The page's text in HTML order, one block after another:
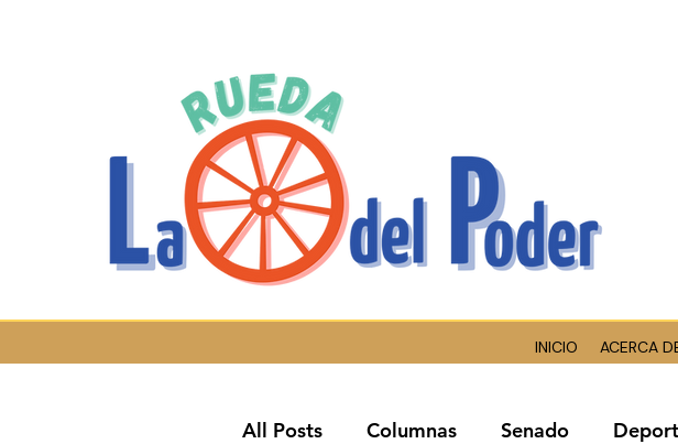
INICIO ACERCA
All Posts Columnas Senado